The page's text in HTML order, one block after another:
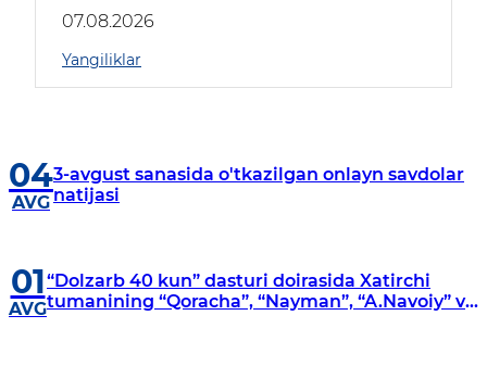
07.08.2026
Yangiliklar
04
AVG
3-avgust sanasida o'tkazilgan onlayn savdolar
natijasi
01
AVG
“Dolzarb 40 kun” dasturi doirasida Xatirchi
tumanining “Qoracha”, “Nayman”, “A.Navoiy” va